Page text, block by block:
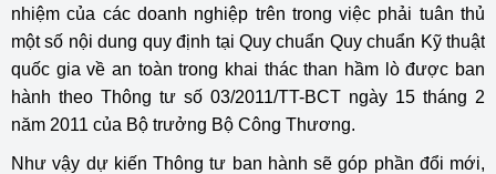
nhiệm của các doanh nghiệp trên trong việc phải tuân thủ
một số nội dung quy định tại Quy chuẩn Quy chuẩn Kỹ thuật
quốc gia về an toàn trong khai thác than hầm lò được ban
hành theo Thông tư số 03/2011/TT-BCT ngày 15 tháng 2
năm 2011 của Bộ trưởng Bộ Công Thương.
Như vậy dự kiến Thông tư ban hành sẽ góp phần đổi mới,